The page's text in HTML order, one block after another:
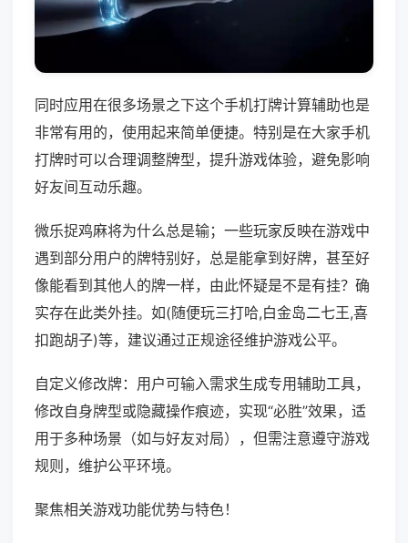
同时应用在很多场景之下这个手机打牌计算辅助也是
非常有用的，使用起来简单便捷。特别是在大家手机
打牌时可以合理调整牌型，提升游戏体验，避免影响
好友间互动乐趣。
微乐捉鸡麻将为什么总是输；一些玩家反映在游戏中
遇到部分用户的牌特别好，总是能拿到好牌，甚至好
像能看到其他人的牌一样，由此怀疑是不是有挂？确
实存在此类外挂。如(随便玩三打哈,白金岛二七王,喜
扣跑胡子)等，建议通过正规途径维护游戏公平。
自定义修改牌：用户可输入需求生成专用辅助工具，
修改自身牌型或隐藏操作痕迹，实现“必胜”效果，适
用于多种场景（如与好友对局），但需注意遵守游戏
规则，维护公平环境。
聚焦相关游戏功能优势与特色！